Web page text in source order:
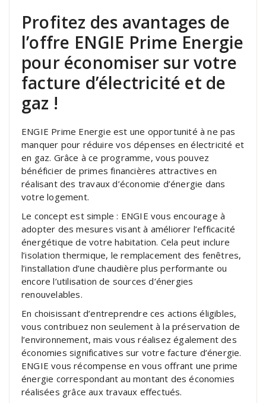
Profitez des avantages de
l’offre ENGIE Prime Energie
pour économiser sur votre
facture d’électricité et de
gaz !
ENGIE Prime Energie est une opportunité à ne pas
manquer pour réduire vos dépenses en électricité et
en gaz. Grâce à ce programme, vous pouvez
bénéficier de primes financières attractives en
réalisant des travaux d’économie d’énergie dans
votre logement.
Le concept est simple : ENGIE vous encourage à
adopter des mesures visant à améliorer l’efficacité
énergétique de votre habitation. Cela peut inclure
l’isolation thermique, le remplacement des fenêtres,
l’installation d’une chaudière plus performante ou
encore l’utilisation de sources d’énergies
renouvelables.
En choisissant d’entreprendre ces actions éligibles,
vous contribuez non seulement à la préservation de
l’environnement, mais vous réalisez également des
économies significatives sur votre facture d’énergie.
ENGIE vous récompense en vous offrant une prime
énergie correspondant au montant des économies
réalisées grâce aux travaux effectués.